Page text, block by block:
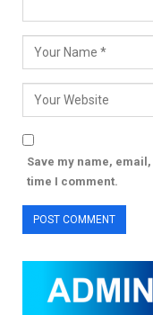
Save my name,
time I comment.